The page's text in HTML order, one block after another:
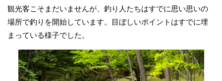
観光客こそまだいませんが、釣り人たちはすでに思い思いの
場所で釣りを開始しています。目ぼしいポイントはすでに埋
まっている様子でした。